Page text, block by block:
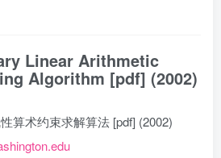
Linear Arithmetic
Algorithm [pdf] (2002)
算术约束求解算法 [pdf] (2002)